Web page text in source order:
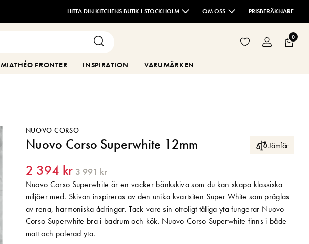
HITTA DIN KITCHENS BUTIK I STOCKHOLM OM OSS PRISBERÄKNARE
0
MIATHÉO FRONTER INSPIRATION VARUMÄRKEN
NUOVO CORSO
Nuovo Corso Superwhite 12mm Jämför
2 394 kr 3 991 kr
Nuovo Corso Superwhite är en vacker bänkskiva som du kan skapa klassiska
miljöer med. Skivan inspireras av den unika kvartsiten Super White som präglas
av rena, harmoniska ådringar. Tack vare sin otroligt tåliga yta fungerar Nuovo
Corso Superwhite bra i badrum och kök. Nuovo Corso Superwhite finns i både
matt och polerad yta.